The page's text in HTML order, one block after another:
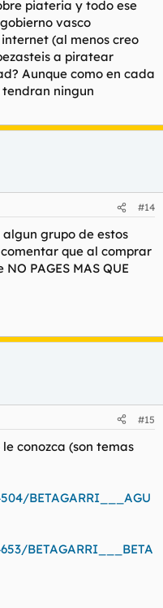
piateria y todo ese
vasco
(al menos creo
a piratear
Aunque como en cada
ningun
#14
grupo de estos
que al comprar
NO PAGES MAS QUE
#15
conozca (son temas
BETAGARRI___AGU
BETAGARRI___BETA